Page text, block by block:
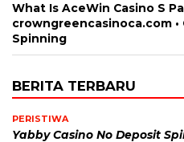
What Is AceWin Casino S
crowngreencasinoca.com
Spinning
BERITA TERBARU
PERISTIWA
Yabby Casino No Deposit